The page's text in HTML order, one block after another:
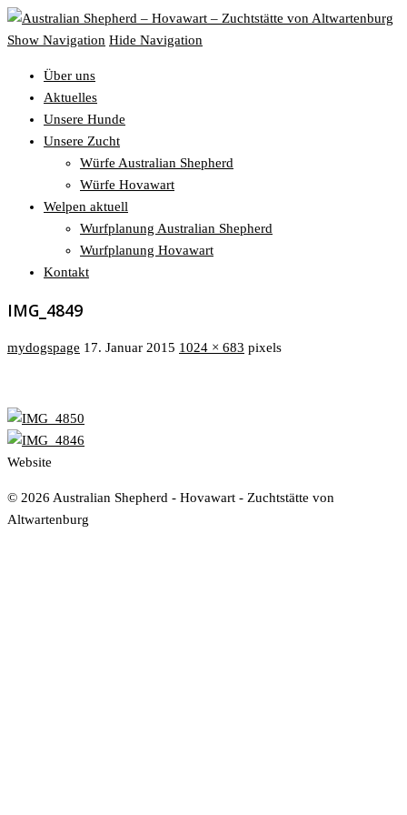
Show Navigation Hide Navigation
Über uns
Aktuelles
Unsere Hunde
Unsere Zucht
Würfe Australian Shepherd
Würfe Hovawart
Welpen aktuell
Wurfplanung Australian Shepherd
Wurfplanung Hovawart
Kontakt
IMG_4849
mydogspage 17. Januar 2015 1024 × 683 pixels
Website
© 2026 Australian Shepherd - Hovawart - Zuchtstätte von
Altwartenburg